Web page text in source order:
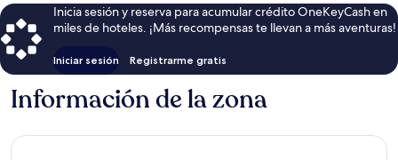
Inicia sesión y reserva para acumular crédito OneKeyCash en
miles de hoteles. ¡Más recompensas te llevan a más aventuras!
Iniciar sesión Registrarme gratis
Información de la zona